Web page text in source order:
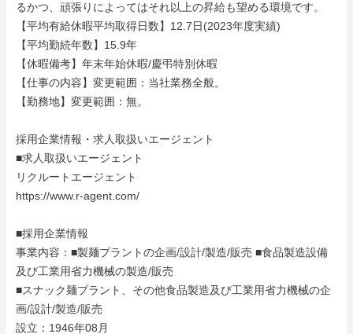
るかつ、頑張りによってはそれ以上の昇給も望める環境です。
【平均有給休暇平均取得日数】12.7日(2023年度実績)
【平均勤続年数】15.9年
【休暇備考】年末年始休暇/慶弔特別休暇
【仕事の内容】変更範囲：当社業務全般。
【勤務地】変更範囲：無。
採用企業情報・求人取扱いエージェント
■求人取扱いエージェント
リクルートエージェント
https://www.r-agent.com/
■採用企業情報
事業内容：■製麺プラントの企画/設計/製造/販売 ■食品製造設備
及び工業用省力機械の製造/販売
■スナック麺プラント、その他食品製造及び工業用省力機械の企
画/設計/製造/販売
設立：1946年08月